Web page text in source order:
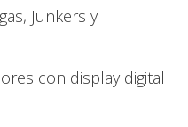
Junkers y
con display digital